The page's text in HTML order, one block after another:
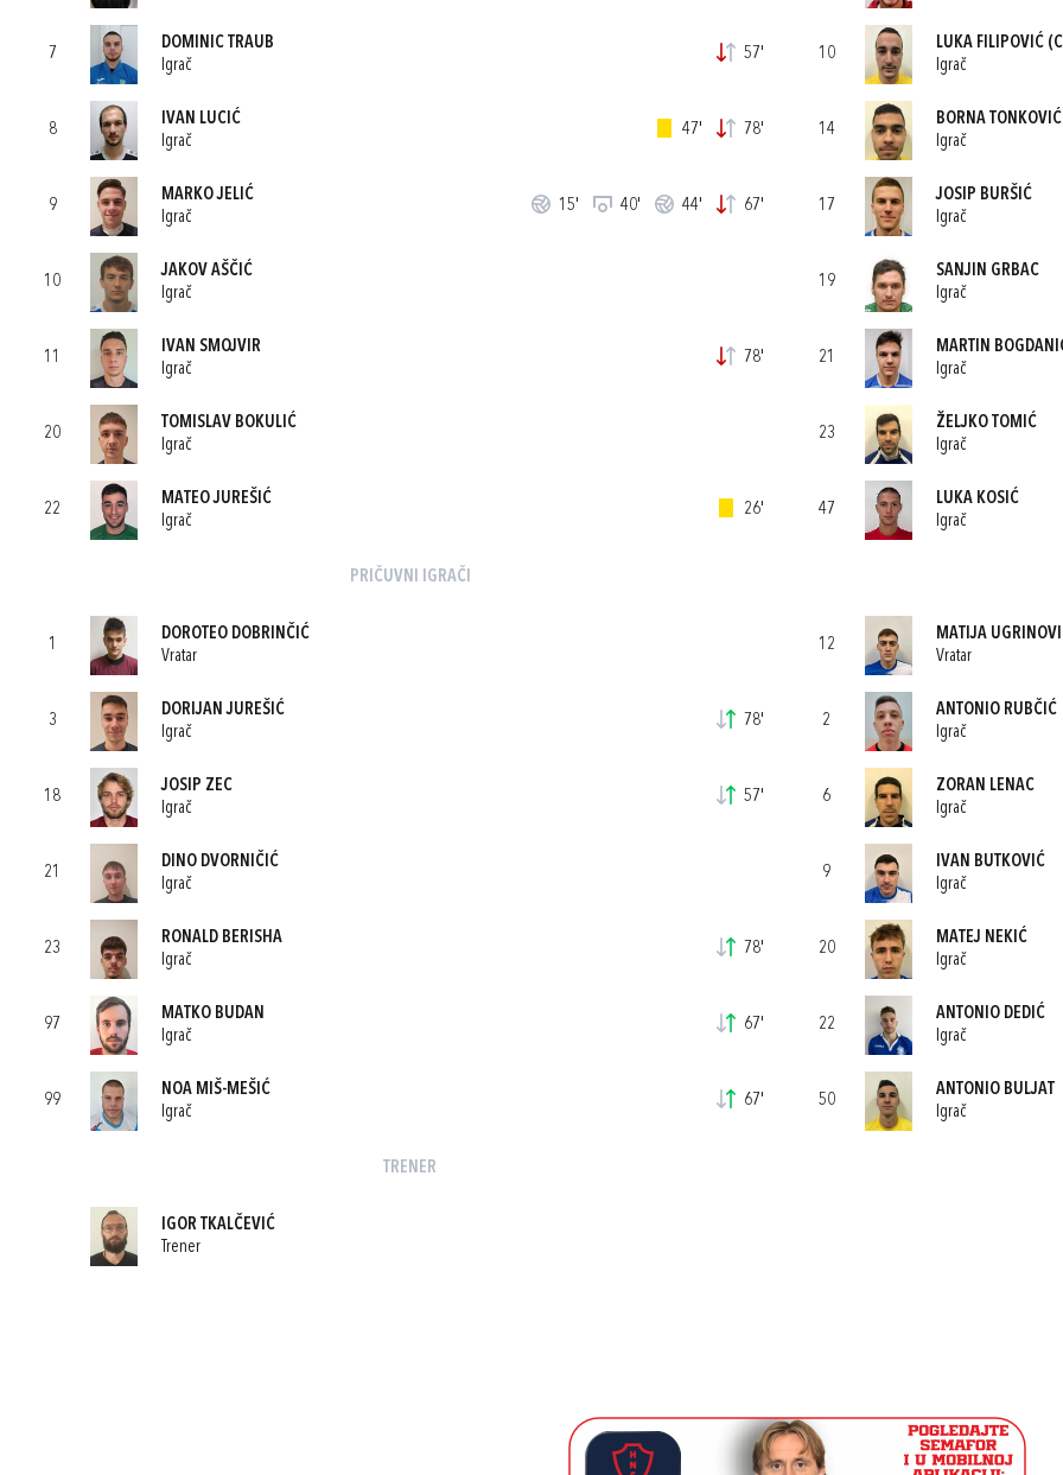
7
DOMINIC TRAUB
Igrač
57'
8
IVAN LUCIĆ
Igrač
47' 78'
9
MARKO JELIĆ
Igrač
15' 40' 44' 67'
10
JAKOV AŠČIĆ
Igrač
11
IVAN SMOJVIR
Igrač
78'
20
TOMISLAV BOKULIĆ
Igrač
22
MATEO JUREŠIĆ
Igrač
26'
PRIČUVNI IGRAČI
1
DOROTEO DOBRINČIĆ
Vratar
3
DORIJAN JUREŠIĆ
Igrač
78'
18
JOSIP ZEC
Igrač
57'
21
DINO DVORNIČIĆ
Igrač
23
RONALD BERISHA
Igrač
78'
97
MATKO BUDAN
Igrač
67'
99
NOA MIŠ-MEŠIĆ
Igrač
67'
TRENER
IGOR TKALČEVIĆ
Trener
10
LUKA FILIPOVIĆ
Igrač
14
BORNA TONKOVIĆ
Igrač
17
JOSIP BURŠIĆ
Igrač
19
SANJIN GRBAC
Igrač
21
MARTIN
Igrač
23
ŽELJKO TOMIĆ
Igrač
47
LUKA KOSIĆ
Igrač
12
MATIJA
Vratar
2
ANTONIO RUBČIĆ
Igrač
6
ZORAN LENAC
Igrač
9
IVAN BUTKOVIĆ
Igrač
20
MATEJ NEKIĆ
Igrač
22
ANTONIO DEDIĆ
Igrač
50
ANTONIO BULJAT
Igrač